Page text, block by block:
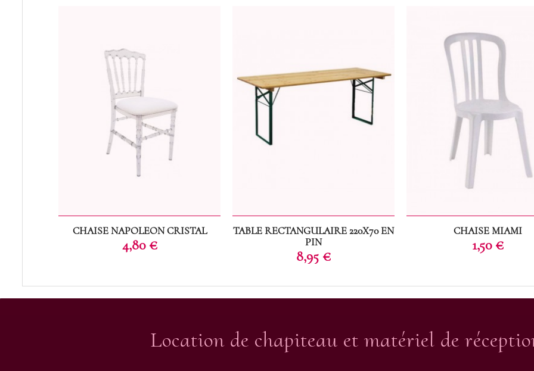
CHAISE NAPOLEON CRISTAL
Prix
4,80 €
TABLE RECTANGULAIRE 220X70 EN
PIN
Prix
8,95 €
CHAISE MIAMI
Prix
1,50 €
Location de chapiteau et matériel de